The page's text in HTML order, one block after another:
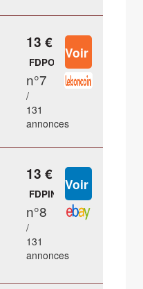
13 €
FDPOUT
n°7
/
131
annonces
13 €
FDPIN
n°8
/
131
annonces